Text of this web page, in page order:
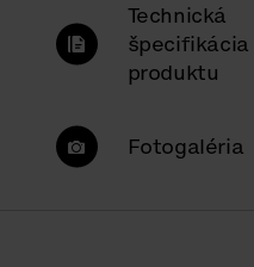
Technická
špecifikácia
produktu
Fotogaléria